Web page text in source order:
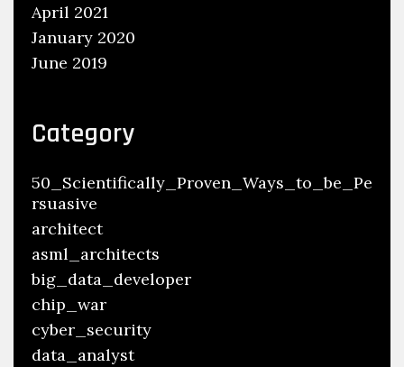
April 2021
January 2020
June 2019
Category
50_Scientifically_Proven_Ways_to_be_Pe
rsuasive
architect
asml_architects
big_data_developer
chip_war
cyber_security
data_analyst